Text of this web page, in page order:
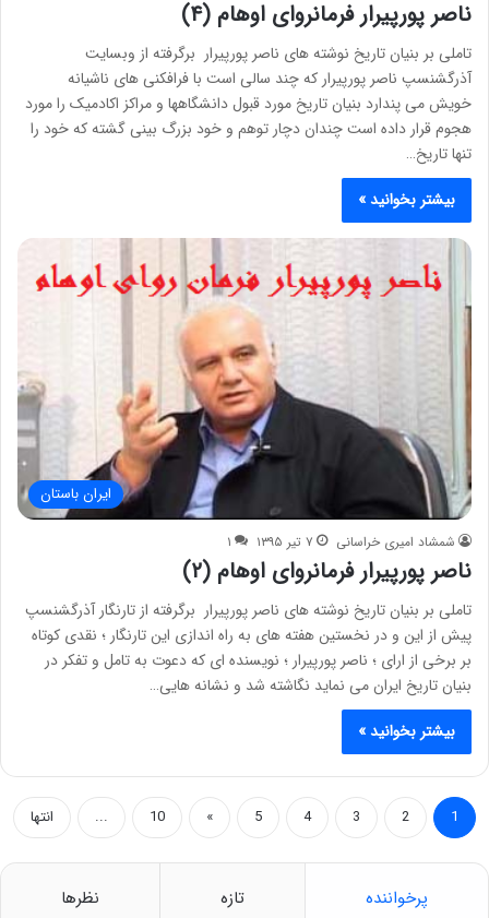
ناصر پورپیرار فرمانروای اوهام (۴)
تاملی بر بنيان تاريخ نوشته های ناصر پورپيرار برگرفته از وبسایت
آذرگشنسپ ناصر پورپيرار که چند سالی است با فرافکنی های ناشيانه
خويش می پندارد بنيان تاريخ مورد قبول دانشگاهها و مراکز اکادميک را مورد
هجوم قرار داده است چندان دچار توهم و خود بزرگ بينی گشته که خود را
تنها تاريخ…
بیشتر بخوانید »
ایران باستان
شمشاد امیری خراسانی ۷ تیر ۱۳۹۵ ۱
ناصر پورپیرار فرمانروای اوهام (۲)
تاملی بر بنيان تاريخ نوشته های ناصر پورپيرار برگرفته از تارنگار آذرگشنسپ
پيش از اين و در نخستين هفته های به راه اندازی اين تارنگار ؛ نقدی کوتاه
بر برخی از ارای ؛ ناصر پورپيرار ؛ نويسنده ای که دعوت به تامل و تفکر در
بنيان تاريخ ايران می نمايد نگاشته شد و نشانه هايی…
بیشتر بخوانید »
1
2
3
4
5
»
10
... انتها
پرخواننده تازه نظرها